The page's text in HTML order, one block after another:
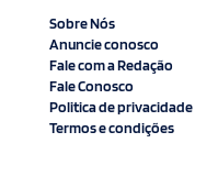
Sobre Nós
Anuncie conosco
Fale com a Redação
Fale Conosco
Politica de privacidade
Termos e condições